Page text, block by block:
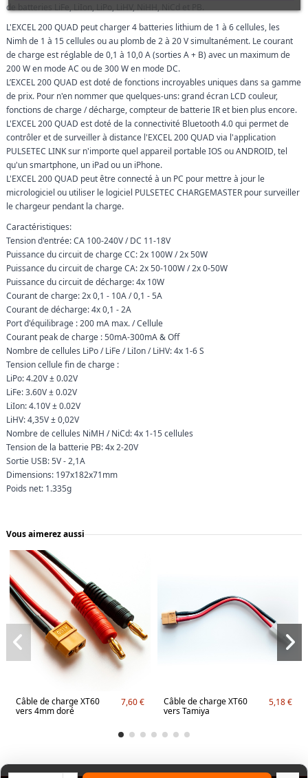
de batteries LiFe, LiIon, LiPo, LiHV, NiHH, NiCd et PB.
L'EXCEL 200 QUAD peut charger 4 batteries lithium de 1 à 6 cellules, les
Nimh de 1 à 15 cellules ou au plomb de 2 à 20 V simultanément. Le courant
de charge est réglable de 0,1 à 10,0 A (sorties A + B) avec un maximum de
200 W en mode AC ou de 300 W en mode DC.
L’EXCEL 200 QUAD est doté de fonctions incroyables uniques dans sa gamme
de prix. Pour n'en nommer que quelques-uns: grand écran LCD couleur,
fonctions de charge / décharge, compteur de batterie IR et bien plus encore.
L'EXCEL 200 QUAD est doté de la connectivité Bluetooth 4.0 qui permet de
contrôler et de surveiller à distance l'EXCEL 200 QUAD via l'application
PULSETEC LINK sur n'importe quel appareil portable IOS ou ANDROID, tel
qu'un smartphone, un iPad ou un iPhone.
L'EXCEL 200 QUAD peut être connecté à un PC pour mettre à jour le
micrologiciel ou utiliser le logiciel PULSETEC CHARGEMASTER pour surveiller
le chargeur pendant la charge.
Caractéristiques:
Tension d'entrée: CA 100-240V / DC 11-18V
Puissance du circuit de charge CC: 2x 100W / 2x 50W
Puissance du circuit de charge CA: 2x 50-100W / 2x 0-50W
Puissance du circuit de décharge: 4x 10W
Courant de charge: 2x 0,1 - 10A / 0,1 - 5A
Courant de décharge: 4x 0,1 - 2A
Port d'équilibrage : 200 mA max. / Cellule
Courant peak de charge : 50mA-300mA & Off
Nombre de cellules LiPo / LiFe / LiIon / LiHV: 4x 1-6 S
Tension cellule fin de charge :
LiPo: 4.20V ± 0.02V
LiFe: 3.60V ± 0.02V
LiIon: 4.10V ± 0.02V
LiHV: 4,35V ± 0,02V
Nombre de cellules NiMH / NiCd: 4x 1-15 cellules
Tension de la batterie PB: 4x 2-20V
Sortie USB: 5V - 2,1A
Dimensions: 197x182x71mm
Poids net: 1.335g
Vous aimerez aussi
Câble de charge XT60
vers 4mm doré
7,60 €
Câble de charge XT60
vers Tamiya
5,18 €